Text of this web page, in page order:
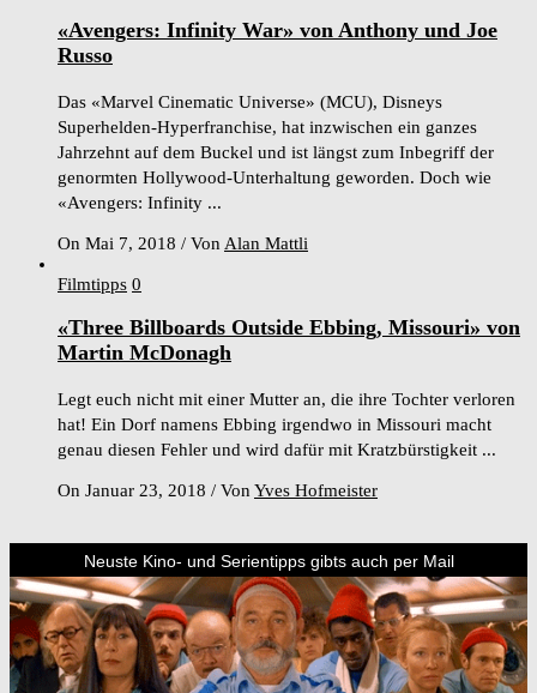
«Avengers: Infinity War» von Anthony und Joe
Russo
Das «Marvel Cinematic Universe» (MCU), Disneys
Superhelden-Hyperfranchise, hat inzwischen ein ganzes
Jahrzehnt auf dem Buckel und ist längst zum Inbegriff der
genormten Hollywood-Unterhaltung geworden. Doch wie
«Avengers: Infinity ...
On Mai 7, 2018 / Von Alan Mattli
Filmtipps 0
«Three Billboards Outside Ebbing, Missouri» von
Martin McDonagh
Legt euch nicht mit einer Mutter an, die ihre Tochter verloren
hat! Ein Dorf namens Ebbing irgendwo in Missouri macht
genau diesen Fehler und wird dafür mit Kratzbürstigkeit ...
On Januar 23, 2018 / Von Yves Hofmeister